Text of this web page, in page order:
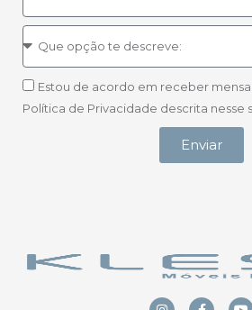
Estou de acordo em receber
Política de Privacidade descrita nesse
Enviar